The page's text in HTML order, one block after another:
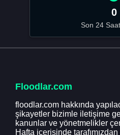
0
Son 24
Floodlar.com
floodlar.com hakkında
şikayetler bizimle iletişime
kanunlar ve yönetmelikler
Hafta içerisinde